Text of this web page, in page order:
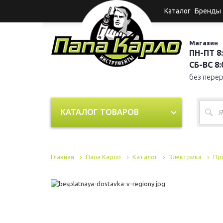
Каталог Бренды
Магазин
ПН-ПТ
СБ-ВС
без
КАТАЛОГ ТОВАРОВ
Главная Папа Карло Каталог Электрика